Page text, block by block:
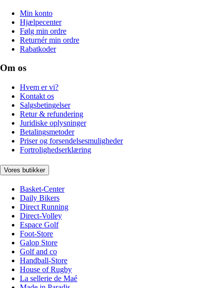
Min konto
Hjælpecenter
Følg min ordre
Returnér min ordre
Rabatkoder
Om os
Hvem er vi?
Kontakt os
Salgsbetingelser
Retur & refundering
Juridiske oplysninger
Betalingsmetoder
Priser og forsendelsesmuligheder
Fortrolighedserklæring
Vores butikker
Basket-Center
Daily Bikers
Direct Running
Direct-Volley
Espace Golf
Foot-Store
Galop Store
Golf and co
Handball-Store
House of Rugby
La sellerie de Maé